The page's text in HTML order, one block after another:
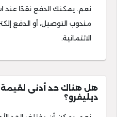
نعم، يمكنك الدفع نقدًا عند
مندوب التوصيل، أو الدفع
الائتمانية.
هل هناك حد أدنى
ديليفرو؟